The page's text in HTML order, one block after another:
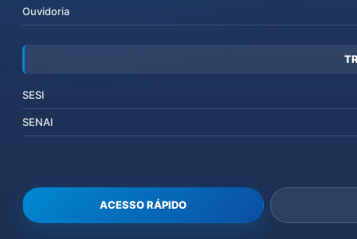
Ouvidoria
SESI
SENAI
ACESSO RÁPIDO